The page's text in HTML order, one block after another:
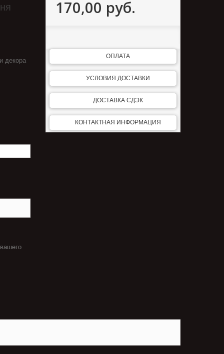
декора
170,00 руб.
ОПЛАТА
УСЛОВИЯ ДОСТАВКИ
ДОСТАВКА СДЭК
КОНТАКТНАЯ ИНФОРМАЦИЯ